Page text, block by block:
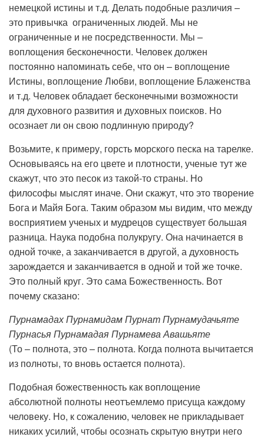
немецкой истины и т.д. Делать подобные различия –
это привычка ограниченных людей. Мы не
ограниченные и не посредственности. Мы –
воплощения бесконечности. Человек должен
постоянно напоминать себе, что он – воплощение
Истины, воплощение Любви, воплощение Блаженства
и т.д. Человек обладает бесконечными возможности
для духовного развития и духовных поисков. Но
осознает ли он свою подлинную природу?
Возьмите, к примеру, горсть морского песка на тарелке.
Основываясь на его цвете и плотности, ученые тут же
скажут, что это песок из такой-то страны. Но
философы мыслят иначе. Они скажут, что это творение
Бога и Майя Бога. Таким образом мы видим, что между
восприятием ученых и мудрецов существует большая
разница. Наука подобна полукругу. Она начинается в
одной точке, а заканчивается в другой, а духовность
зарождается и заканчивается в одной и той же точке.
Это полный круг. Это сама Божественность. Вот
почему сказано:
Пурнамадах Пурнамидам Пурнат Пурнамудачьяте
Пурнасья Пурнамадая Пурнамева Авашьяте
(То – полнота, это – полнота. Когда полнота вычитается
из полноты, то вновь остается полнота).
Подобная божественность как воплощение
абсолютной полноты неотъемлемо присуща каждому
человеку. Но, к сожалению, человек не прикладывает
никаких усилий, чтобы осознать скрытую внутри него